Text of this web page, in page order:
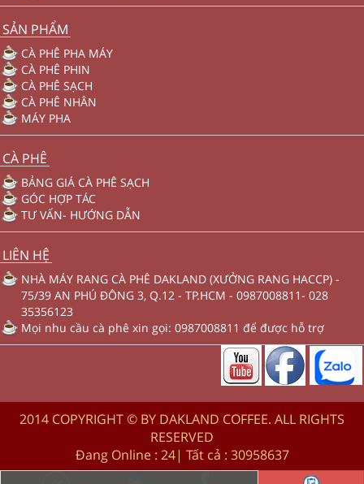
SẢN PHẨM
CÀ PHÊ PHA MÁY
CÀ PHÊ PHIN
CÀ PHÊ SẠCH
CÀ PHÊ NHÂN
MÁY PHA
CÀ PHÊ
BẢNG GIÁ CÀ PHÊ SẠCH
GÓC HỢP TÁC
TƯ VẤN- HƯỚNG DẪN
LIÊN HỆ
NHÀ MÁY RANG CÀ PHÊ DAKLAND (XƯỞNG RANG HACCP) -
75/39 AN PHÚ ĐÔNG 3, Q.12 - TP.HCM - 0987008811- 028
35356123
Mọi nhu cầu cà phê xin gọi: 0987008811 để được hỗ trợ
2014 COPYRIGHT © BY DAKLAND COFFEE. ALL RIGHTS
RESERVED
Đang Online : 24| Tất cả : 30958637